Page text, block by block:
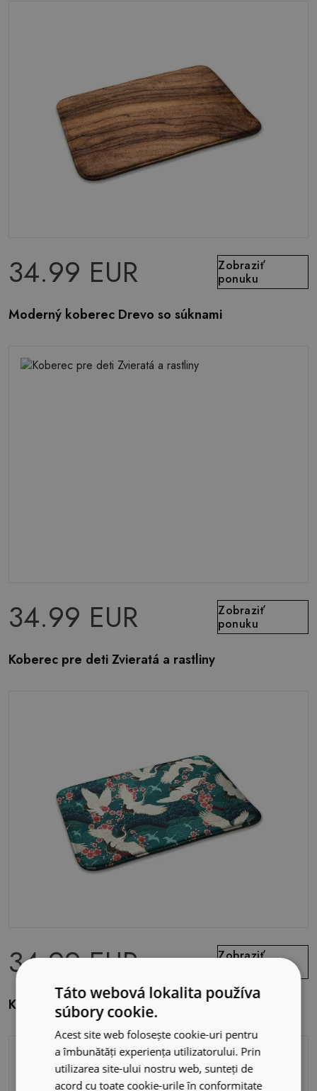
34.99 EUR
Zobraziť
ponuku
Moderný koberec Drevo so súknami
34.99 EUR
Zobraziť
ponuku
Koberec pre deti Zvieratá a rastliny
34.99 EUR
Zobraziť
Koberček do spálne Žeriavy a kvety
Táto webová lokalita používa
súbory cookie.
Acest site web folosește cookie-uri pentru
a îmbunătăți experiența utilizatorului. Prin
utilizarea site-ului nostru web, sunteți de
acord cu toate cookie-urile în conformitate